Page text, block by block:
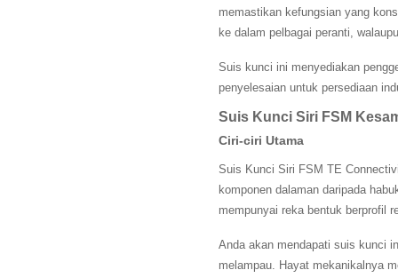
memastikan kefungsian yang
ke dalam pelbagai peranti,
Suis kunci ini menyediakan
penyelesaian untuk persediaan
Suis Kunci Siri FSM
Ciri-ciri Utama
Suis Kunci Siri FSM TE
komponen dalaman daripada
mempunyai reka bentuk berprofil
Anda akan mendapati suis kunci
melampau. Hayat mekanikalnya